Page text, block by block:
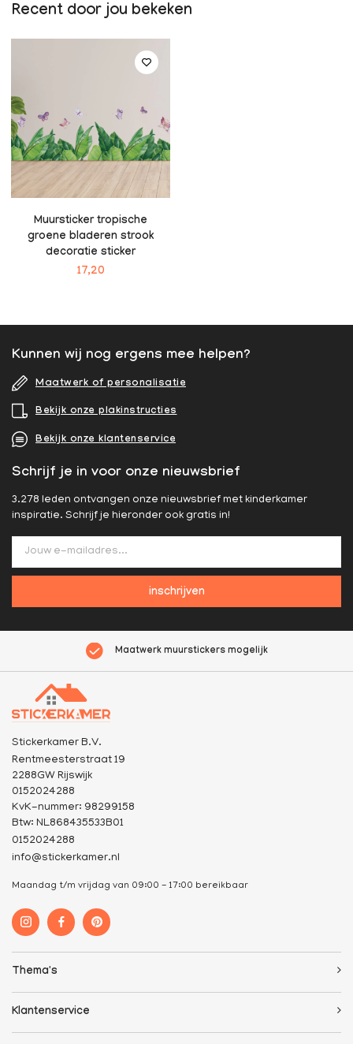
Recent door jou bekeken
Muursticker tropische
groene bladeren strook
decoratie sticker
17,20
Kunnen wij nog ergens mee helpen?
Maatwerk of personalisatie
Bekijk onze plakinstructies
Bekijk onze klantenservice
Schrijf je in voor onze nieuwsbrief
3.278 leden ontvangen onze nieuwsbrief met kinderkamer
inspiratie. Schrijf je hieronder ook gratis in!
inschrijven
Maatwerk muurstickers mogelijk
Stickerkamer B.V.
Rentmeesterstraat 19
2288GW Rijswijk
0152024288
KvK-nummer: 98299158
Btw: NL868435533B01
0152024288
info@stickerkamer.nl
Maandag t/m vrijdag van 09:00 - 17:00 bereikbaar
Thema's
Klantenservice